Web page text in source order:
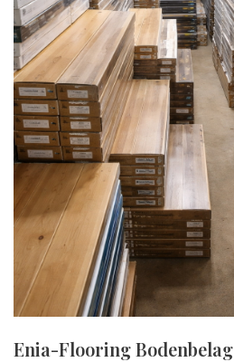
Enia-Flooring Bodenbelag